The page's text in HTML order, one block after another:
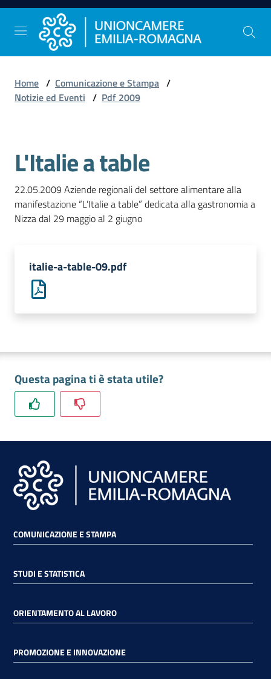
Vai al contenuto
Vai alla navigazione
Vai al footer
Comunicazione
Studi
e
Statistica
lavoro
Innovazione
Internazionalizzazione
delle
Chi
siamo
RSS
Seguici
Home / Comunicazione e Stampa /
Notizie ed Eventi / Pdf 2009
L'Italie a table
22.05.2009 Aziende regionali del settore alimentare alla
manifestazione “L’Italie a table” dedicata alla gastronomia a
Nizza dal 29 maggio al 2 giugno
italie-a-table-09.pdf
Questa pagina ti è stata utile?
COMUNICAZIONE E STAMPA
STUDI E STATISTICA
ORIENTAMENTO AL LAVORO
PROMOZIONE E INNOVAZIONE